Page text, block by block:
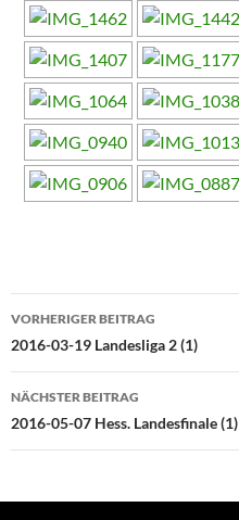
Beitragsnavigation
VORHERIGER BEITRAG
2016-03-19 Landesliga 2 (1)
NÄCHSTER BEITRAG
2016-05-07 Hess. Landesfinale (1)